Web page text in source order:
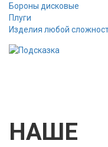
Бороны дисковые
Плуги
Изделия любой
НАШЕ